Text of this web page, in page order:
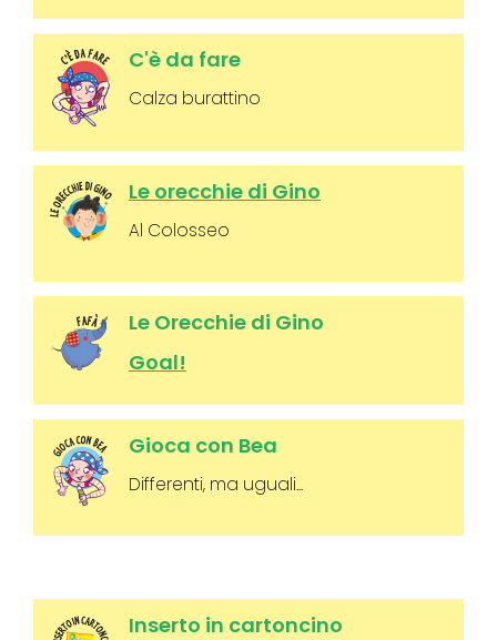
C'è da fare
Calza burattino
Le orecchie di Gino
Al Colosseo
Le Orecchie di Gino
Goal!
Gioca con Bea
Differenti, ma uguali...
Inserto in cartoncino